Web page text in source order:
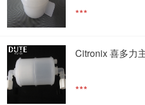
***
Citronix 喜多力
***